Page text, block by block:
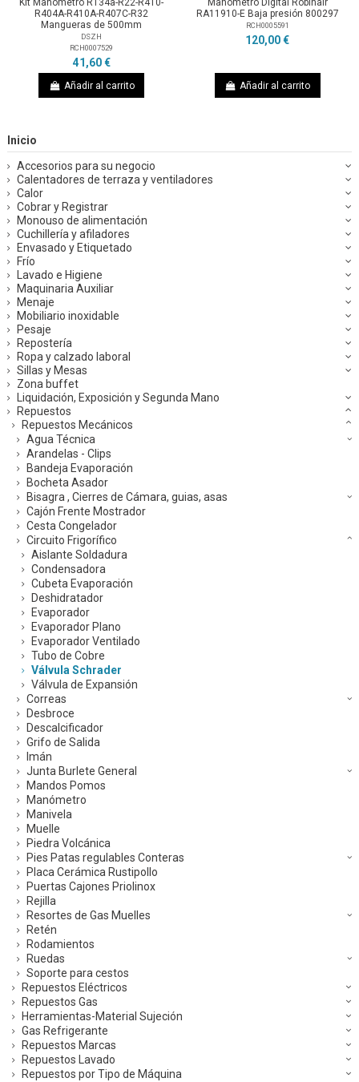
Kit Manómetro R134a-R22-R410-
R404A-R410A-R407C-R32
Mangueras de 500mm
DSZH
RCH0007529
41,60 €
Añadir al carrito
Manómetro Digital Robinair
RA11910-E Baja presión 800297
RCH0005591
120,00 €
Añadir al carrito
Inicio
Accesorios para su negocio
Calentadores de terraza y ventiladores
Calor
Cobrar y Registrar
Monouso de alimentación
Cuchillería y afiladores
Envasado y Etiquetado
Frío
Lavado e Higiene
Maquinaria Auxiliar
Menaje
Mobiliario inoxidable
Pesaje
Repostería
Ropa y calzado laboral
Sillas y Mesas
Zona buffet
Liquidación, Exposición y Segunda Mano
Repuestos
Repuestos Mecánicos
Agua Técnica
Arandelas - Clips
Bandeja Evaporación
Bocheta Asador
Bisagra , Cierres de Cámara, guias, asas
Cajón Frente Mostrador
Cesta Congelador
Circuito Frigorífico
Aislante Soldadura
Condensadora
Cubeta Evaporación
Deshidratador
Evaporador
Evaporador Plano
Evaporador Ventilado
Tubo de Cobre
Válvula Schrader
Válvula de Expansión
Correas
Desbroce
Descalcificador
Grifo de Salida
Imán
Junta Burlete General
Mandos Pomos
Manómetro
Manivela
Muelle
Piedra Volcánica
Pies Patas regulables Conteras
Placa Cerámica Rustipollo
Puertas Cajones Priolinox
Rejilla
Resortes de Gas Muelles
Retén
Rodamientos
Ruedas
Soporte para cestos
Repuestos Eléctricos
Repuestos Gas
Herramientas-Material Sujeción
Gas Refrigerante
Repuestos Marcas
Repuestos Lavado
Repuestos por Tipo de Máquina